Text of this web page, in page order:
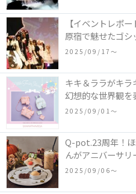
【イベントレポ
原宿で魅せたゴ
2025/09/17〜
キキ＆ララがキラ
幻想的な世界観
ツインスターズ
2025/09/01〜
Q-pot.23周年！ほ
んがアニバーサ
ーキアクセサリ
「かぼちゃのオ
2025/09/06〜